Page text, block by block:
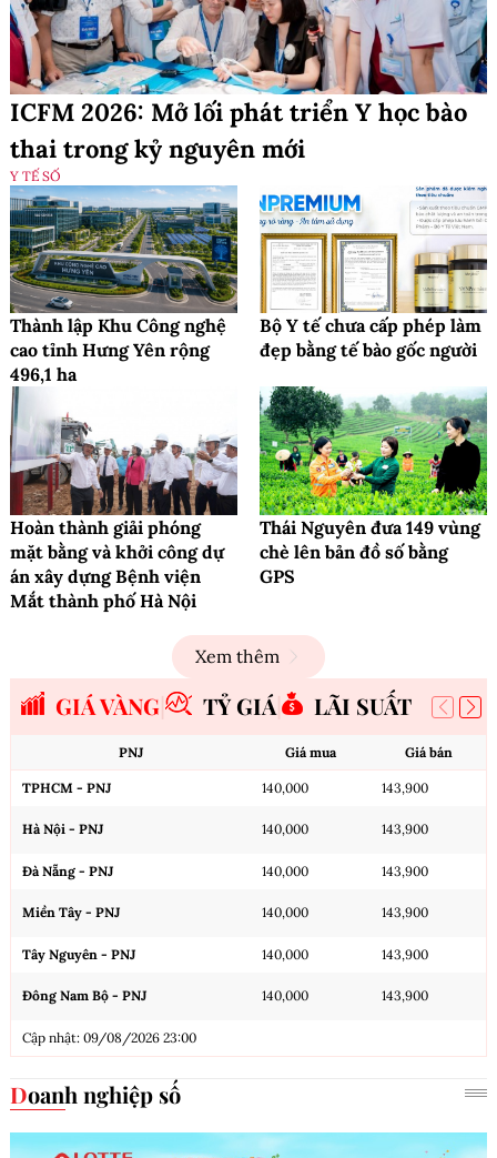
ICFM 2026: Mở lối phát triển Y học bào
thai trong kỷ nguyên mới
Y TẾ SỐ
Thành lập Khu Công nghệ
cao tỉnh Hưng Yên rộng
496,1 ha
Bộ Y tế chưa cấp phép làm
đẹp bằng tế bào gốc người
Hoàn thành giải phóng
mặt bằng và khởi công dự
án xây dựng Bệnh viện
Mắt thành phố Hà Nội
Thái Nguyên đưa 149 vùng
chè lên bản đồ số bằng
GPS
Xem thêm
GIÁ VÀNG TỶ GIÁ LÃI SUẤT
PNJ Giá mua Giá bán
TPHCM - PNJ 140,000 143,900
Hà Nội - PNJ 140,000 143,900
Đà Nẵng - PNJ 140,000 143,900
Miền Tây - PNJ 140,000 143,900
Tây Nguyên - PNJ 140,000 143,900
Đông Nam Bộ - PNJ 140,000 143,900
Cập nhật: 09/08/2026 23:00
Doanh nghiệp số